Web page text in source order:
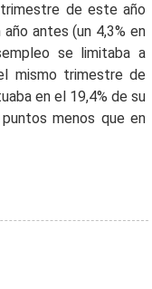
de este año
antes (un 4,3% en
se limitaba a
mismo trimestre de
en el 19,4% de su
menos que en